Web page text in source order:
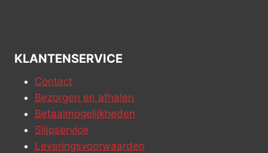
KLANTENSERVICE
Contact
Bezorgen en afhalen
Betaalmogelijkheden
Slijpservice
Leveringsvoorwaarden